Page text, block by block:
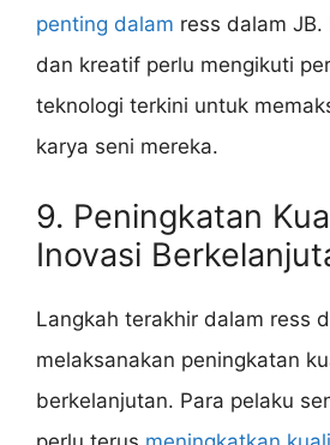
penting dalam ress dalam JB.
dan kreatif perlu mengikuti
teknologi terkini untuk
karya seni mereka.
9. Peningkatan
Inovasi
Langkah terakhir dalam ress
melaksanakan peningkatan
berkelanjutan. Para pelaku